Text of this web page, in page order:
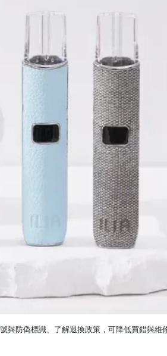
與防偽標識、了解退換政策，可降低買錯與維